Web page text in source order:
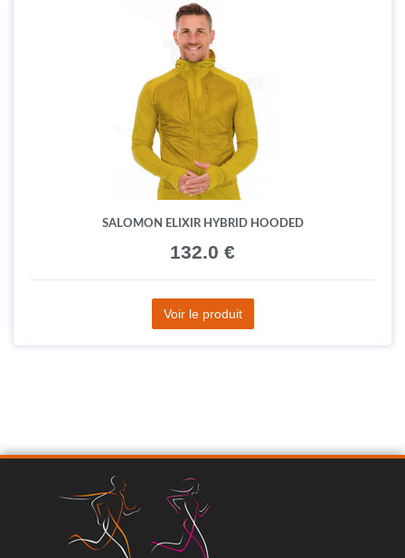
SALOMON ELIXIR HYBRID HOODED
132.0 €
Voir le produit